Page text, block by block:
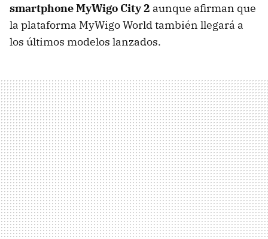
smartphone MyWigo City 2 aunque afirman que
la plataforma MyWigo World también llegará a
los últimos modelos lanzados.